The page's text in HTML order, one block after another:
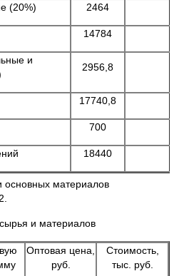
(20%) 2464
14784
и
2956,8
17740,8
700
18440
основных материалов
и материалов
Оптовая цена,
руб.
Стоимость,
тыс. руб.